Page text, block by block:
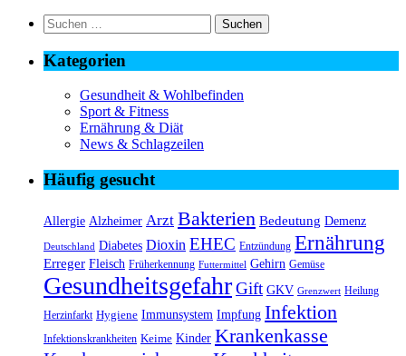
Suchen
nach:
Kategorien
Gesundheit & Wohlbefinden
Sport & Fitness
Ernährung & Diät
News & Schlagzeilen
Häufig gesucht
Allergie Alzheimer Arzt Bakterien Bedeutung Demenz
Deutschland Diabetes Dioxin EHEC Entzündung Ernährung
Erreger Fleisch Früherkennung Futtermittel Gehirn Gemüse
GesundheitsgefahrGift GKV Grenzwert Heilung
Herzinfarkt Hygiene Immunsystem Impfung Infektion
Infektionskrankheiten Keime Kinder Krankenkasse